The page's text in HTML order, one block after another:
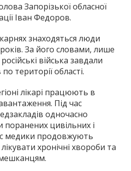
Запорізької обласної
Іван Федоров.
знаходяться люди
За його словами, лише
війська завдали
території області.
лікарі працюють в
Під час
одночасно
цивільних і
медики продовжують
хронічні хвороби та